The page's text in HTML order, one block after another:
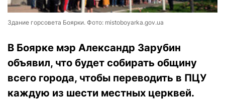
Здание горсовета Боярки. Фото: mistoboyarka.gov.ua
В Боярке мэр Александр Зарубин
объявил, что будет собирать общину
всего города, чтобы переводить в ПЦУ
каждую из шести местных церквей.